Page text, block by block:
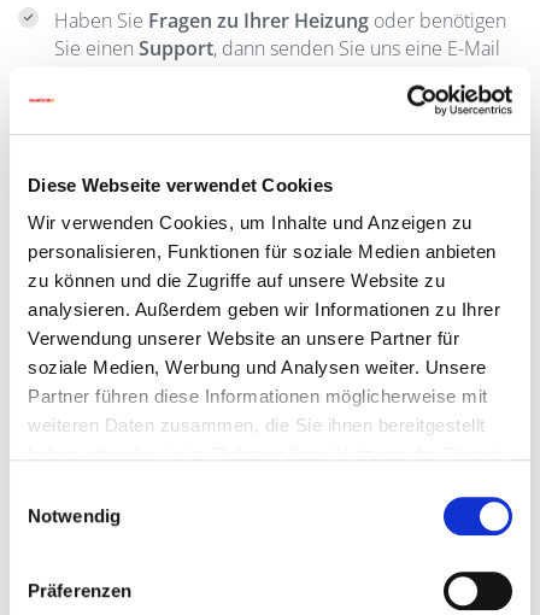
Diese Webseite verwendet Cookies
Wir verwenden Cookies, um Inhalte und Anzeigen zu
personalisieren, Funktionen für soziale Medien anbieten
zu können und die Zugriffe auf unsere Website zu
analysieren. Außerdem geben wir Informationen zu Ihrer
Verwendung unserer Website an unsere Partner für
soziale Medien, Werbung und Analysen weiter. Unsere
Partner führen diese Informationen möglicherweise mit
weiteren Daten zusammen, die Sie ihnen bereitgestellt
Notwendig
Präferenzen
Haben Sie Fragen zu Ihrer Heizung oder benötigen
Sie einen Support, dann senden Sie uns eine E-Mail
Frischwassermodule oder Solaranlagen, senden Sie
uns bitte eine E-Mail antechnik@solarfocus.at
Anfragen bezüglich Wartungsterminesenden Sie
bitte anwartung@solarfocus.at
Hinweis:RoutinemäßigeWartungen werden nur im
Zeitraum April bis August durchgeführt . Der Zeitraum
September bis März ist für Neu-Inbetriebnahmen
Ersatzteilanfragen oder Fragen zu
beleg@solarfocus.at